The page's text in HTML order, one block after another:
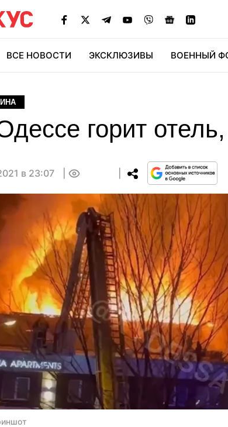
ВСЕ НОВОСТИ ЭКСКЛЮЗИВЫ ВОЕННЫЙ
горит
в 23:07